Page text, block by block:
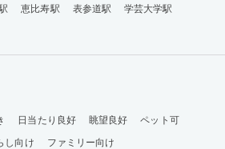
恵比寿駅 表参道駅
学芸大学駅
日当たり良好 眺望良好
ペット可
し向け ファミリー向け